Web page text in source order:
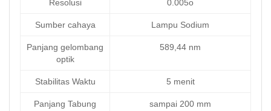
Resolusi 0.005o
Sumber cahaya Lampu Sodium
Panjang gelombang
optik
589,44 nm
Stabilitas Waktu 5 menit
Panjang Tabung sampai 200 mm